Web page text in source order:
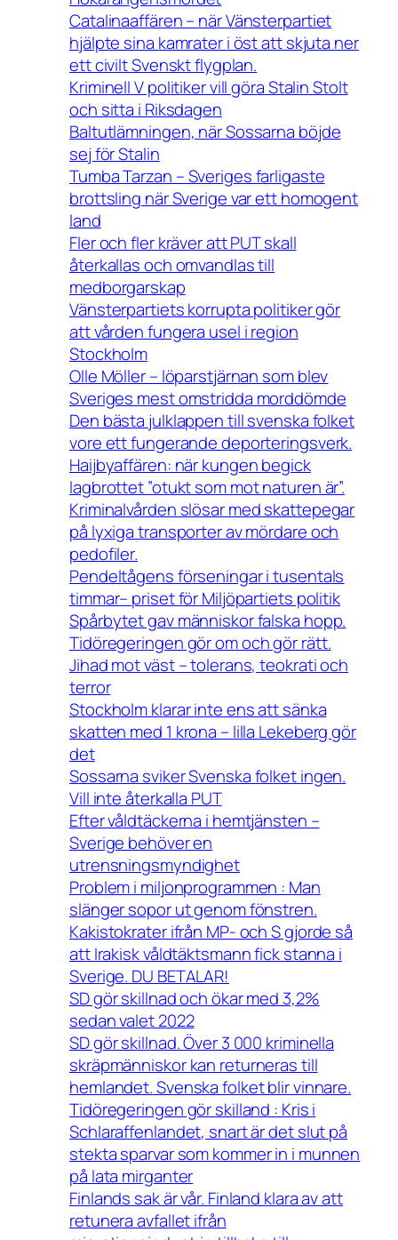
Catalinaaffären – när Vänsterpartiet
hjälpte sina kamrater i öst att skjuta ner
ett civilt Svenskt flygplan.
Kriminell V politiker vill göra Stalin Stolt
och sitta i Riksdagen
Baltutlämningen, när Sossarna böjde
sej för Stalin
Tumba Tarzan – Sveriges farligaste
brottsling när Sverige var ett homogent
land
Fler och fler kräver att PUT skall
återkallas och omvandlas till
medborgarskap
Vänsterpartiets korrupta politiker gör
att vården fungera usel i region
Stockholm
Olle Möller – löparstjärnan som blev
Sveriges mest omstridda morddömde
Den bästa julklappen till svenska folket
vore ett fungerande deporteringsverk.
Haijbyaffären: när kungen begick
lagbrottet ”otukt som mot naturen är”.
Kriminalvården slösar med skattepegar
på lyxiga transporter av mördare och
pedofiler.
Pendeltågens förseningar i tusentals
timmar– priset för Miljöpartiets politik
Spårbytet gav människor falska hopp.
Tidöregeringen gör om och gör rätt.
Jihad mot väst – tolerans, teokrati och
terror
Stockholm klarar inte ens att sänka
skatten med 1 krona – lilla Lekeberg gör
det
Sossarna sviker Svenska folket ingen.
Vill inte återkalla PUT
Efter våldtäckerna i hemtjänsten –
Sverige behöver en
utrensningsmyndighet
Problem i miljonprogrammen : Man
slänger sopor ut genom fönstren.
Kakistokrater ifrån MP- och S gjorde så
att Irakisk våldtäktsmann fick stanna i
Sverige. DU BETALAR!
SD gör skillnad och ökar med 3,2%
sedan valet 2022
SD gör skillnad. Över 3 000 kriminella
skräpmänniskor kan returneras till
hemlandet. Svenska folket blir vinnare.
Tidöregeringen gör skilland : Kris i
Schlaraffenlandet, snart är det slut på
stekta sparvar som kommer in i munnen
på lata mirganter
Finlands sak är vår. Finland klara av att
retunera avfallet ifrån